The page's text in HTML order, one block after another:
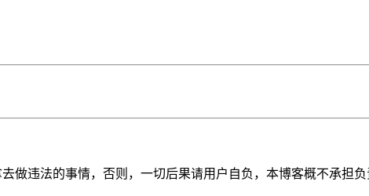
违法的事情，否则，一切后果请用户自负，本博客概不承担负